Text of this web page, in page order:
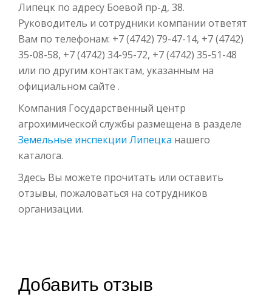
Липецк по адресу Боевой пр-д, 38.
Руководитель и сотрудники компании ответят
Вам по телефонам: +7 (4742) 79-47-14, +7 (4742)
35-08-58, +7 (4742) 34-95-72, +7 (4742) 35-51-48
или по другим контактам, указанным на
официальном сайте .
Компания Государственный центр
агрохимической службы размещена в разделе
Земельные инспекции Липецка нашего
каталога.
Здесь Вы можете прочитать или оставить
отзывы, пожаловаться на сотрудников
организации.
Добавить отзыв